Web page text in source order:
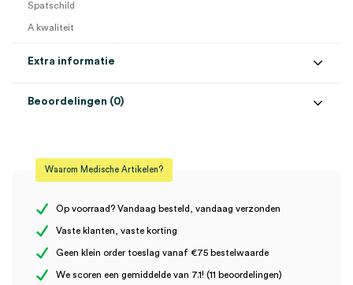
Spatschild
A kwaliteit
Extra informatie
Steriel onsteriel
Uitvoering
Volume 100 ml
Beoordelingen (0)
Er zijn nog geen beoordelingen.
100ml, A kwaliteit (set)” te beoordelen
Waarom Medische Artikelen?
Op voorraad? Vandaag besteld, vandaag verzonden
Vaste klanten, vaste korting
Geen klein order toeslag vanaf €75 bestelwaarde
We scoren een gemiddelde van 7.1! (11 beoordelingen)